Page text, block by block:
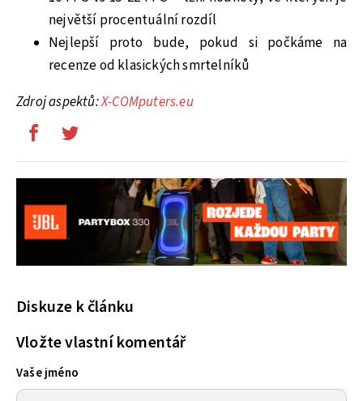
největší procentuální rozdíl
Nejlepší proto bude, pokud si počkáme na
recenze od klasických smrtelníků
Zdroj aspektů:X-COMputers.eu
Diskuze k článku
Vložte vlastní komentář
Vaše jméno